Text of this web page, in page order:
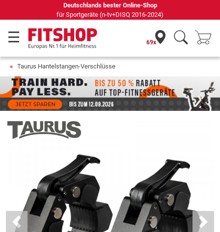
Seit 42 Jahren Ihr Experte für Heimfitness
69x
Taurus Hantelstangen-Verschlüsse
Previous Next